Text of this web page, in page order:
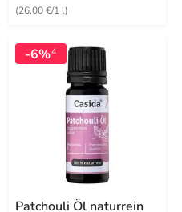
(26,00 €/1 l)
-6%4
Patchouli Öl naturrein